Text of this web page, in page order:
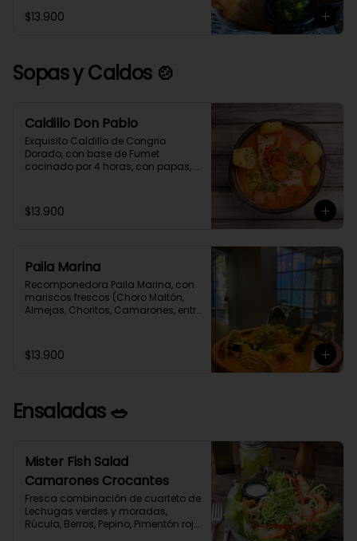
$13.900
Sopas y Caldos 🍲
Caldillo Don Pablo
Exquisito Caldillo de Congrio
Dorado, con base de Fumet
cocinado por 4 horas, con papas,
gustaba a nuestro gran poeta
Pablo Neruda.
$13.900
Paila Marina
Recomponedora Paila Marina, con
mariscos frescos (Choro Maltón,
Almejas, Choritos, Camarones, entre
$13.900
Ensaladas 🥗
Mister Fish Salad
Camarones Crocantes
Fresca combinación de cuarteto de
Lechugas verdes y moradas,
Rúcula, Berros, Pepino, Pimentón rojo,